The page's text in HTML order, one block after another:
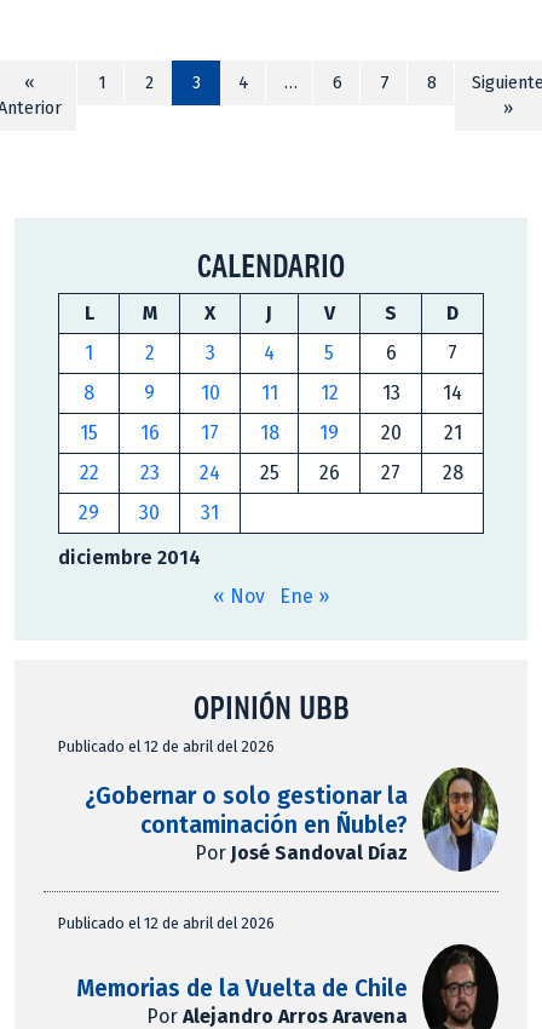
«
1 2 3 4 … 6 7 8
»
CALENDARIO
diciembre 2014
L M X J V S
D
1
2 3 4 5 6
7
8
9 10 11 12 13
14
15
16 17 18 19 20
21
22
23 24 25 26 27
28
29
30 31
« Nov Ene »
OPINIÓN UBB
Publicado el 12 de abril del 2026
¿Gobernar o solo gestionar la
contaminación en Ñuble?
Por José Sandoval Díaz
Publicado el 12 de abril del 2026
Memorias de la Vuelta de Chile
PorAlejandro Arros Aravena